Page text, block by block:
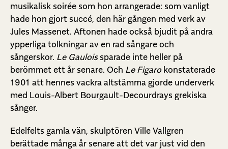
musikalisk soirée som hon arrangerade: som vanligt
hade hon gjort succé, den här gången med verk av
Jules Massenet. Aftonen hade också bjudit på andra
ypperliga tolkningar av en rad sångare och
sångerskor. Le Gauloissparade inte heller på
berömmet ett år senare. Och Le Figarokonstaterade
1901 att hennes vackra altstämma gjorde underverk
med Louis-Albert Bourgault-Decourdrays grekiska
sånger.
Edelfelts gamla vän, skulptören Ville Vallgren
berättade många år senare att det var just vid den